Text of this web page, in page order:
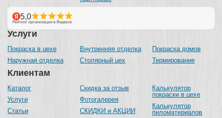
Услуги
Покраска в цехе
Наружная отделка
Внутренняя отделка
Столярный цех
Покраска домов
Термирование
Клиентам
Каталог
Услуги
Статьи
Скидка за отзыв
Фотогалерея
СКИДКИ и АКЦИИ
Калькулятор
покраски в цехе
Калькулятор
пиломатериалов